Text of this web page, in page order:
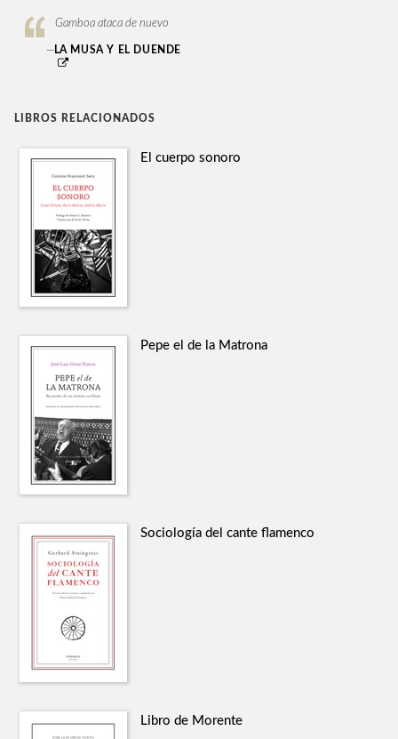
Gamboa ataca de nuevo
—LA MUSA Y EL DUENDE
LIBROS RELACIONADOS
El cuerpo sonoro
Pepe el de la Matrona
Sociología del cante flamenco
Libro de Morente